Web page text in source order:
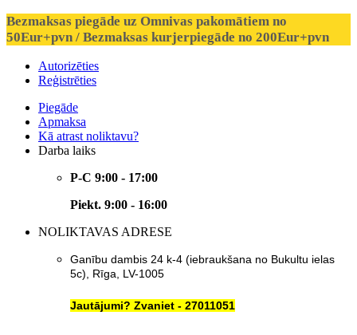
Bezmaksas piegāde uz Omnivas pakomātiem no
50Eur+pvn / Bezmaksas kurjerpiegāde no 200Eur+pvn
Autorizēties
Reģistrēties
Piegāde
Apmaksa
Kā atrast noliktavu?
Darba laiks
P-C 9:00 - 17:00
Piekt. 9:00 - 16:00
NOLIKTAVAS ADRESE
Ganību dambis 24 k-4 (iebraukšana no Bukultu ielas
5c), Rīga, LV-1005
Jautājumi? Zvaniet - 27011051